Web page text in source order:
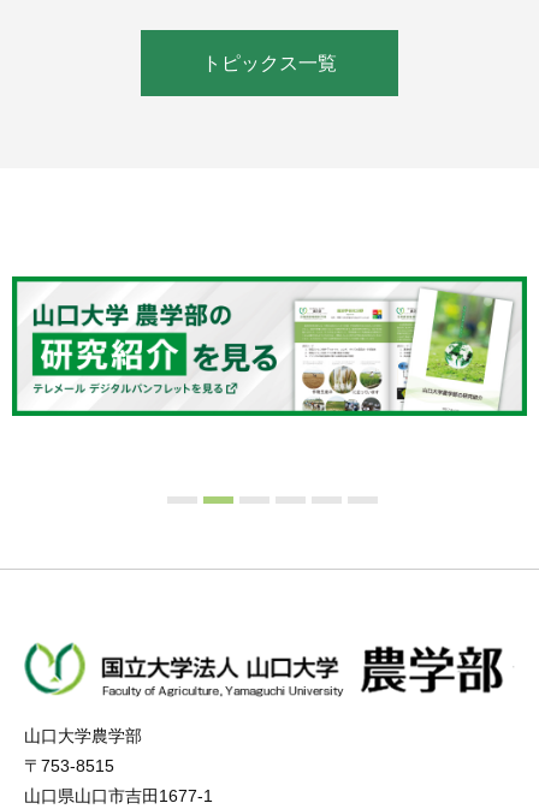
トピックス一覧
山口大学農学部
〒753-8515
山口県山口市吉田1677-1